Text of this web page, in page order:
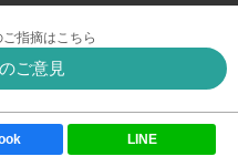
指摘はこちら
ご意見
LINE